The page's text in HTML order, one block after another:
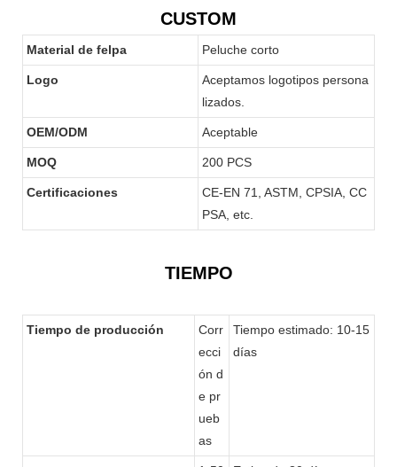
CUSTOM
Material de felpa Peluche corto
Logo
Aceptamos logotipos persona
lizados.
OEM/ODM Aceptable
MOQ 200 PCS
Certificaciones
CE-EN 71, ASTM, CPSIA, CC
PSA, etc.
TIEMPO
Tiempo de producción
Corr
ecci
ón d
e pr
ueb
as
Tiempo estimado: 10-15
días